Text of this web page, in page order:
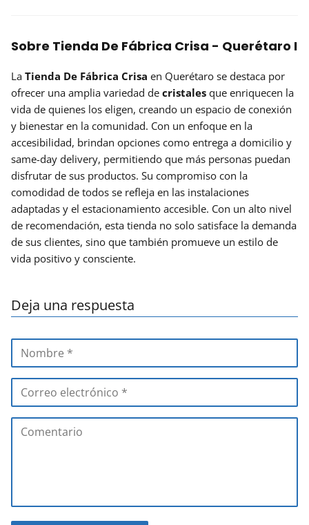
Sobre Tienda De Fábrica Crisa - Querétaro I
La Tienda De Fábrica Crisa en Querétaro se destaca por
ofrecer una amplia variedad de cristales que enriquecen la
vida de quienes los eligen, creando un espacio de conexión
y bienestar en la comunidad. Con un enfoque en la
accesibilidad, brindan opciones como entrega a domicilio y
same-day delivery, permitiendo que más personas puedan
disfrutar de sus productos. Su compromiso con la
comodidad de todos se refleja en las instalaciones
adaptadas y el estacionamiento accesible. Con un alto nivel
de recomendación, esta tienda no solo satisface la demanda
de sus clientes, sino que también promueve un estilo de
vida positivo y consciente.
Deja una respuesta